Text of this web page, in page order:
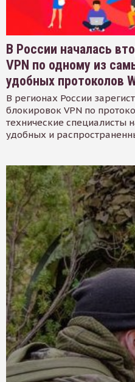
В России началась
VPN по одному из
удобных протоколов
В регионах России
блокировок VPN по
технические
удобных и